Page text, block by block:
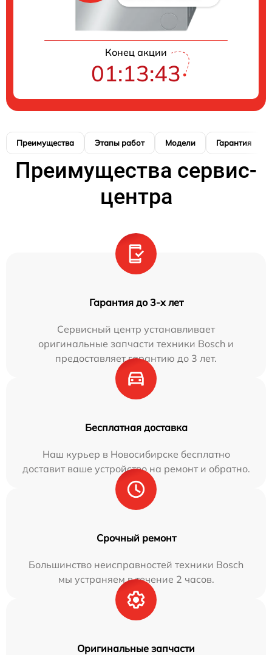
Конец акции
01:13:42
Преимущества Этапы работ Модели Гарантия
Преимущества сервис-
центра
Гарантия до 3-х лет
Сервисный центр устанавливает
оригинальные запчасти техники Bosch и
предоставляет гарантию до 3 лет.
Бесплатная доставка
Наш курьер в Новосибирске бесплатно
доставит ваше устройство на ремонт и обратно.
Срочный ремонт
Большинство неисправностей техники Bosch
мы устраняем в течение 2 часов.
Оригинальные запчасти